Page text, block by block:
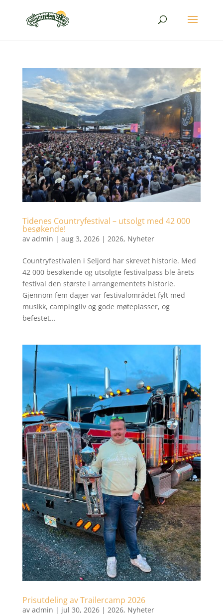
Tidenes Countryfestival – utsolgt med 42 000
besøkende!
av admin | aug 3, 2026| 2026, Nyheter
Countryfestivalen i Seljord har skrevet historie. Med
42 000 besøkende og utsolgte festivalpass ble årets
festival den største i arrangementets historie.
Gjennom fem dager var festivalområdet fylt med
musikk, campingliv og gode møteplasser, og
befestet...
Prisutdeling av Trailercamp 2026
av admin | jul 30, 2026| 2026, Nyheter